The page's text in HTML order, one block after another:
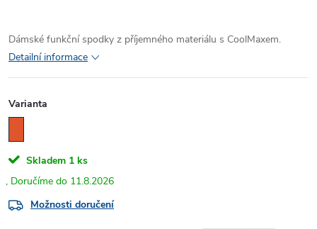
Dámské funkční spodky z příjemného materiálu s CoolMaxem.
Detailní informace
Varianta
Skladem 1 ks
11.8.2026
Možnosti doručení